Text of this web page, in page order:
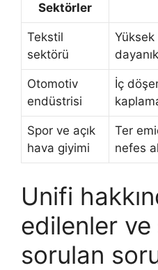
Sektörler
Tekstil
sektörü
Yüksek
Otomotiv
endüstrisi
İç
Spor ve açık
hava giyimi
Ter
nefes
Unifi
edilenler ve
sorulan